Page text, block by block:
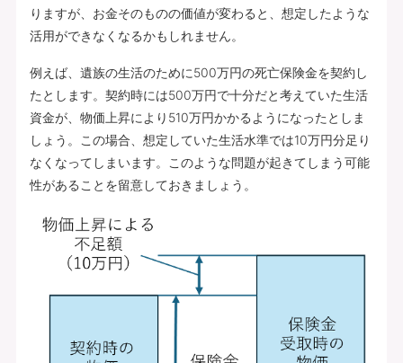
りますが、お金そのものの価値が変わると、想定したような
活用ができなくなるかもしれません。
例えば、遺族の生活のために500万円の死亡保険金を契約し
たとします。契約時には500万円で十分だと考えていた生活
資金が、物価上昇により510万円かかるようになったとしま
しょう。この場合、想定していた生活水準では10万円分足り
なくなってしまいます。このような問題が起きてしまう可能
性があることを留意しておきましょう。